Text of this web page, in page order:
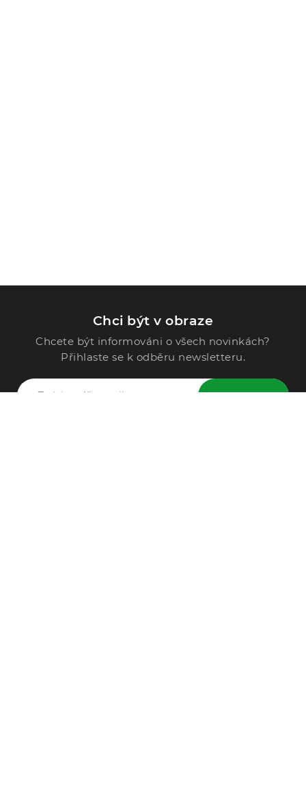
Chci být v obraze
Chcete být informováni o všech novinkách?
Přihlaste se k odběru newsletteru.
ODESLAT